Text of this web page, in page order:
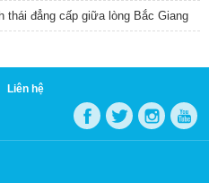
thái đẳng cấp giữa lòng Bắc Giang
Liên hệ